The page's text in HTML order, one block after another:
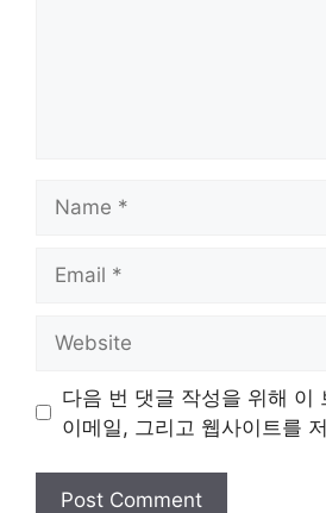
다음 번 댓글 작성을 위해 이
이메일, 그리고 웹사이트를